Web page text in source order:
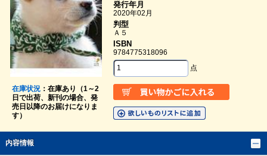
在庫状況：在庫あり（1～2
日で出荷、新刊の場合、発
売日以降のお届けになりま
す）
発行年月
2020年02月
判型
Ａ５
ISBN
9784775318096
点
内容情報